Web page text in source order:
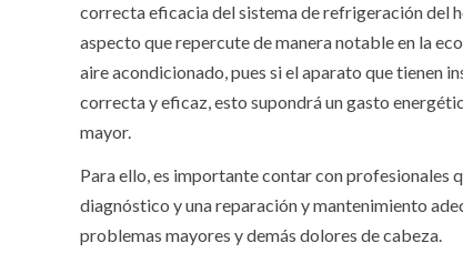
correcta eficacia del sistema de refrigeración del
aspecto que repercute de manera notable en la
aire acondicionado, pues si el aparato que tienen
correcta y eficaz, esto supondrá un gasto
mayor.
Para ello, es importante contar con profesionales
diagnóstico y una reparación y mantenimiento
problemas mayores y demás dolores de cabeza.